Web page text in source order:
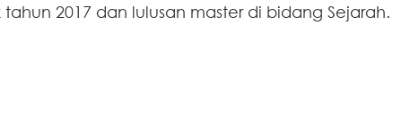
tahun 2017 dan lulusan master di bidang Sejarah.